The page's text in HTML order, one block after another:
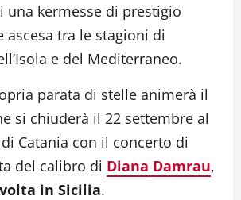
una kermesse di prestigio
ascesa tra le stagioni di
e del Mediterraneo.
parata di stelle animerà il
si chiuderà il 22 settembre al
Catania con il concerto di
del calibro di Diana Damrau,
in Sicilia.